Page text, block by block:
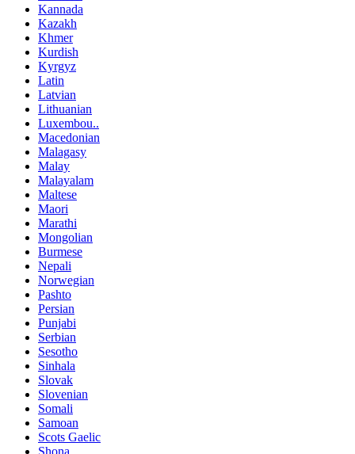
Kannada
Kazakh
Khmer
Kurdish
Kyrgyz
Latin
Latvian
Lithuanian
Luxembou..
Macedonian
Malagasy
Malay
Malayalam
Maltese
Maori
Marathi
Mongolian
Burmese
Nepali
Norwegian
Pashto
Persian
Punjabi
Serbian
Sesotho
Sinhala
Slovak
Slovenian
Somali
Samoan
Scots Gaelic
Shona